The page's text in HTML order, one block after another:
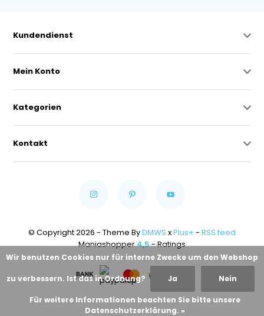
Kundendienst
Mein Konto
Kategorien
Kontakt
© Copyright 2026 - Theme ByDMWS xPlus+ - RSS feed
Maniashopper4,5- Ratings
Wir benutzen Cookies nur für interne Zwecke um den Webshop
zu verbessern. Ist das in Ordnung? Ja Nein
Für weitere Informationen beachten Sie bitte unsere
Datenschutzerklärung. »